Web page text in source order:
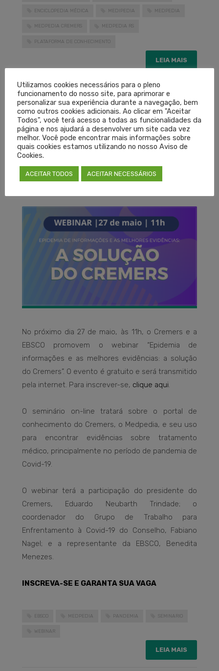
ENCICLOPEDIA MÉDICA MEDIPEDIA MEDPEDIA
MEDPEDIA CREMERS MEDPEDIA RS
PLATAFORMA DE CONHECIMENTO
LEIA MAIS
PUBLICADO EM CORONAVÍRUS ,DESTAQUES, NOTÍCIAS SEM COMENTÁRIOS
Cremers e EBSCO farão
webinar sobre Medpedia
No próximo dia 27 de maio, às 11h, o Cremers e a
EBSCO promovem o webinar “Epidemia de
informações e as melhores evidências: a solução
do Cremers”. O evento é gratuito e será transmitido
pela internet. Para inscrever-se, clique aqui.
O seminário on-line tratará sobre o portal de
conhecimento do Cremers, o Medpedia, e seu uso
para encontrar evidências sobre tratamento
médico, principalmente no período de pandemia de
Covid-19.
O webinar terá a participação do presidente do
Cremers, Eduardo Neubarth Trindade; o
coordenador do Grupo de Trabalho para
Enfrentamento à Covid-19 do Conselho, Fabiano
Nagel; e a representante da EBSCO, Benedita
Menezes.
INSCREVA-SE E GARANTA SUA VAGA
EBSCO MEDPEDIA PANDEMIA SEMINARIO
WEBINAR
LEIA MAIS
Utilizamos cookies necessários para o pleno
funcionamento do nosso site, para aprimorar e
personalizar sua experiência durante a navegação, bem
como outros cookies adicionais. Ao clicar em "Aceitar
Todos", você terá acesso a todas as funcionalidades da
página e nos ajudará a desenvolver um site cada vez
melhor. Você pode encontrar mais informações sobre
quais cookies estamos utilizando no nosso Aviso de
Cookies.
ACEITAR TODOS ACEITAR NECESSÁRIOS